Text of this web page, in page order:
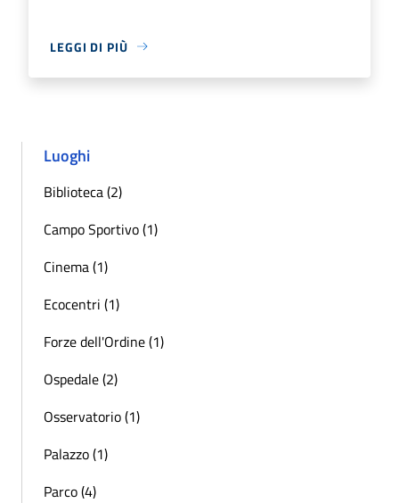
LEGGI DI PIÙ
Luoghi
Biblioteca (2)
Campo Sportivo (1)
Cinema (1)
Ecocentri (1)
Forze dell'Ordine (1)
Ospedale (2)
Osservatorio (1)
Palazzo (1)
Parco (4)